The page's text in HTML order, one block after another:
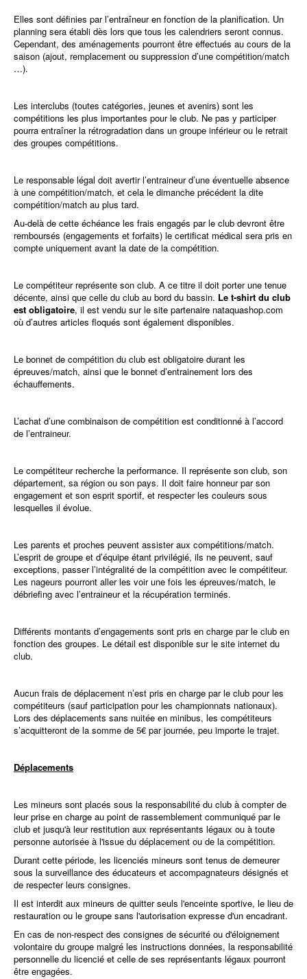
Elles sont définies par l’entraîneur en fonction de la planification. Un
planning sera établi dès lors que tous les calendriers seront connus.
Cependant, des aménagements pourront être effectués au cours de la
saison (ajout, remplacement ou suppression d’une compétition/match
…).
Les interclubs (toutes catégories, jeunes et avenirs) sont les
compétitions les plus importantes pour le club. Ne pas y participer
pourra entraîner la rétrogradation dans un groupe inférieur ou le retrait
des groupes compétitions.
Le responsable légal doit avertir l’entraineur d’une éventuelle absence
à une compétition/match, et cela le dimanche précédent la dite
compétition/match au plus tard.
Au-delà de cette échéance les frais engagés par le club devront être
remboursés (engagements et forfaits) le certificat médical sera pris en
compte uniquement avant la date de la compétition.
Le compétiteur représente son club. A ce titre il doit porter une tenue
décente, ainsi que celle du club au bord du bassin. Le t-shirt du club
est obligatoire, il est vendu sur le site partenaire nataquashop.com
où d’autres articles floqués sont également disponibles.
Le bonnet de compétition du club est obligatoire durant les
épreuves/match, ainsi que le bonnet d’entrainement lors des
échauffements.
L’achat d’une combinaison de compétition est conditionné à l’accord
de l’entraineur.
Le compétiteur recherche la performance. Il représente son club, son
département, sa région ou son pays. Il doit faire honneur par son
engagement et son esprit sportif, et respecter les couleurs sous
lesquelles il évolue.
Les parents et proches peuvent assister aux compétitions/match.
L’esprit de groupe et d’équipe étant privilégié, ils ne peuvent, sauf
exceptions, passer l’intégralité de la compétition avec le compétiteur.
Les nageurs pourront aller les voir une fois les épreuves/match, le
débriefing avec l’entraineur et la récupération terminés.
Différents montants d’engagements sont pris en charge par le club en
fonction des groupes. Le détail est disponible sur le site internet du
club.
Aucun frais de déplacement n’est pris en charge par le club pour les
compétiteurs (sauf participation pour les championnats nationaux).
Lors des déplacements sans nuitée en minibus, les compétiteurs
s’acquitteront de la somme de 5€ par journée, peu importe le trajet.
Déplacements
Les mineurs sont placés sous la responsabilité du club à compter de
leur prise en charge au point de rassemblement communiqué par le
club et jusqu'à leur restitution aux représentants légaux ou à toute
personne autorisée à l'issue du déplacement ou de la compétition.
Durant cette période, les licenciés mineurs sont tenus de demeurer
sous la surveillance des éducateurs et accompagnateurs désignés et
de respecter leurs consignes.
Il est interdit aux mineurs de quitter seuls l'enceinte sportive, le lieu de
restauration ou le groupe sans l'autorisation expresse d'un encadrant.
En cas de non-respect des consignes de sécurité ou d'éloignement
volontaire du groupe malgré les instructions données, la responsabilité
personnelle du licencié et celle de ses représentants légaux pourront
être engagées.